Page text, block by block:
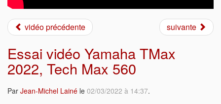
vidéo précédente suivante
Essai vidéo Yamaha TMax
2022, Tech Max 560
Par Jean-Michel Lainé le 02/03/2022 à 14:37.